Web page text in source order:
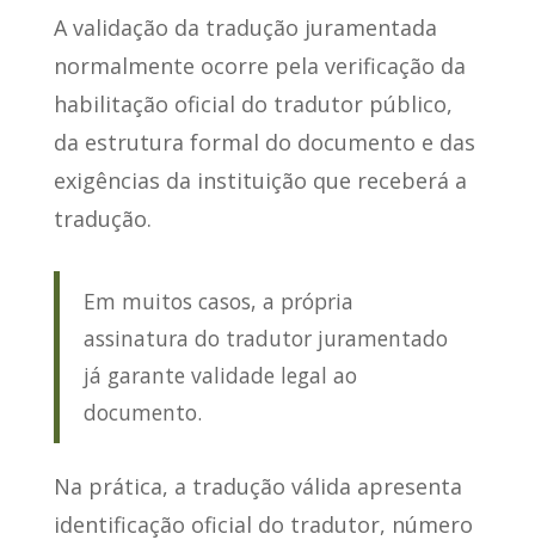
A validação da tradução juramentada
normalmente ocorre pela verificação da
habilitação oficial do tradutor público,
da estrutura formal do documento e das
exigências da instituição que receberá a
tradução.
Em muitos casos, a própria
assinatura do tradutor juramentado
já garante validade legal ao
documento.
Na prática, a tradução válida apresenta
identificação oficial do tradutor, número